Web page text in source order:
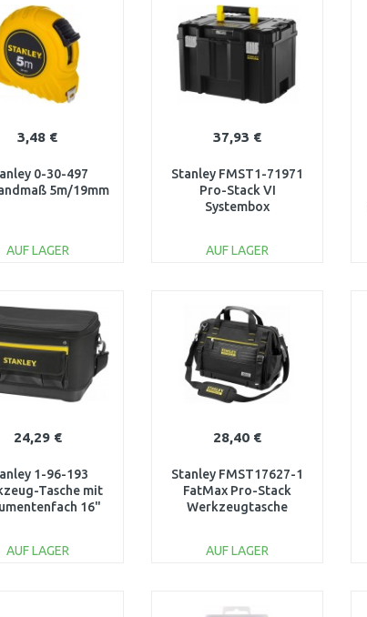
Vergleichen Vergleichen
3,48 €
0-30-497
5m/19mm
AUF LAGER
Vergleichen
37,93 €
Stanley FMST1-71971
Pro-Stack VI
Systembox
AUF LAGER
Vergleichen
24,29 €
1-96-193
Tasche mit
16"
AUF LAGER
28,40 €
Stanley FMST17627-1
FatMax Pro-Stack
Werkzeugtasche
AUF LAGER